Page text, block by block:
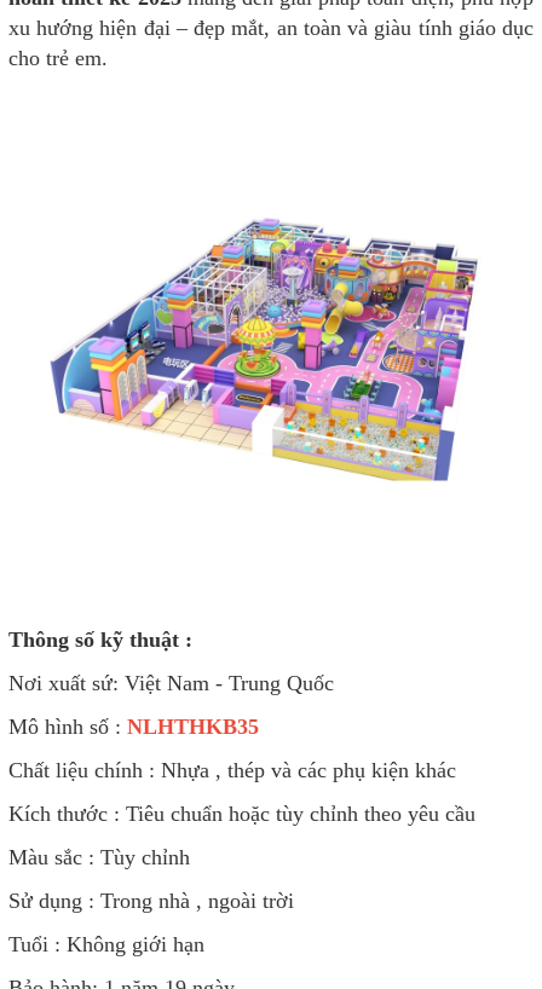
xu hướng hiện đại – đẹp mắt, an toàn và giàu tính giáo dục
cho trẻ em.
Thông số kỹ thuật :
Nơi xuất sứ: Việt Nam - Trung Quốc
Mô hình số : NLHTHKB35
Chất liệu chính : Nhựa , thép và các phụ kiện khác
Kích thước : Tiêu chuẩn hoặc tùy chỉnh theo yêu cầu
Màu sắc : Tùy chỉnh
Sử dụng : Trong nhà , ngoài trời
Tuổi : Không giới hạn